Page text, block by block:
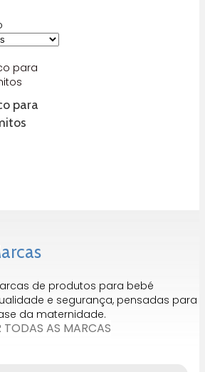
para
de produtos para bebé
e segurança, pensadas para
da maternidade.
TODAS AS MARCAS